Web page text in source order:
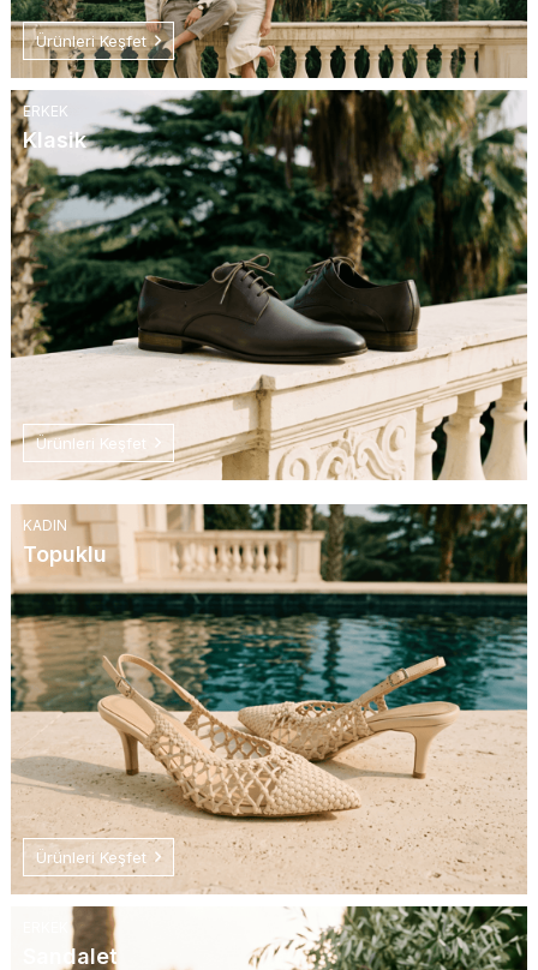
Ürünleri Keşfet
ERKEK
Klasik
Ürünleri Keşfet
KADIN
Topuklu
Ürünleri Keşfet
Sandalet